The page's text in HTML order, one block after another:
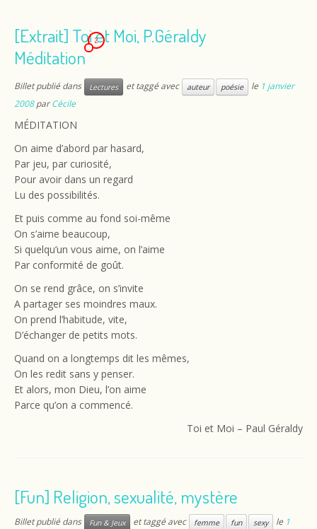
[Extrait] Toi et Moi, P.Géraldy
Méditation
2
Billet publié dans Lectures et taggé avec auteur poésie le 1 janvier
2008 parCécile
MÉDITATION
On aime d’abord par hasard,
Par jeu, par curiosité,
Pour avoir dans un regard
Lu des possibilités.
Et puis comme au fond soi-même
On s’aime beaucoup,
Si quelqu’un vous aime, on l’aime
Par conformité de goût.
On se rend grâce, on s’invite
A partager ses moindres maux.
On prend l’habitude, vite,
D’échanger de petits mots.
Quand on a longtemps dit les mêmes,
On les redit sans y penser.
Et alors, mon Dieu, l’on aime
Parce qu’on a commencé.
Toi et Moi – Paul Géraldy
[Fun] Religion, sexualité, mystère
Billet publié dans Fun & Jeux et taggé avec femme fun sexy le 1